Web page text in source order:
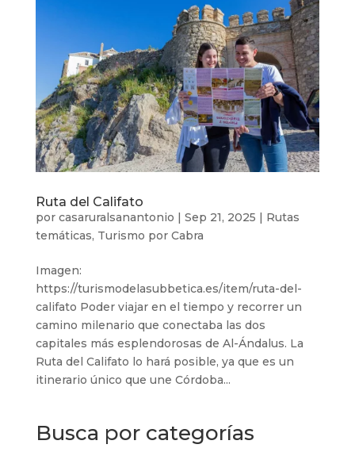
Ruta del Califato
por casaruralsanantonio | Sep 21, 2025 | Rutas
temáticas, Turismo por Cabra
Imagen:
https://turismodelasubbetica.es/item/ruta-del-
califato Poder viajar en el tiempo y recorrer un
camino milenario que conectaba las dos
capitales más esplendorosas de Al-Ándalus. La
Ruta del Califato lo hará posible, ya que es un
itinerario único que une Córdoba...
Busca por categorías